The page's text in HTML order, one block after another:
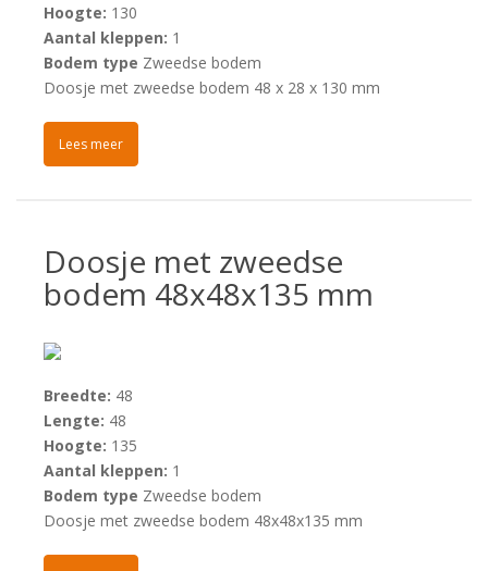
Hoogte: 130
Aantal kleppen: 1
Bodem type Zweedse bodem
Doosje met zweedse bodem 48 x 28 x 130 mm
Lees meer
Doosje met zweedse
bodem 48x48x135 mm
Breedte: 48
Lengte: 48
Hoogte: 135
Aantal kleppen: 1
Bodem type Zweedse bodem
Doosje met zweedse bodem 48x48x135 mm